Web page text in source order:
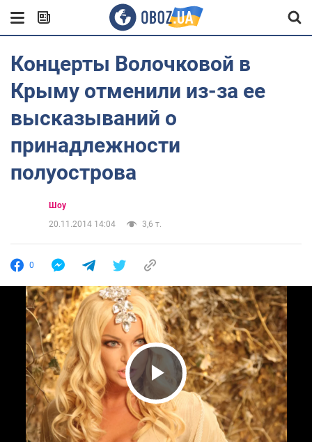
Концерты Волочковой в
Крыму отменили из-за ее
высказываний о
принадлежности
полуострова
Шоу
20.11.2014 14:04
3,6 т.
0
Play Video